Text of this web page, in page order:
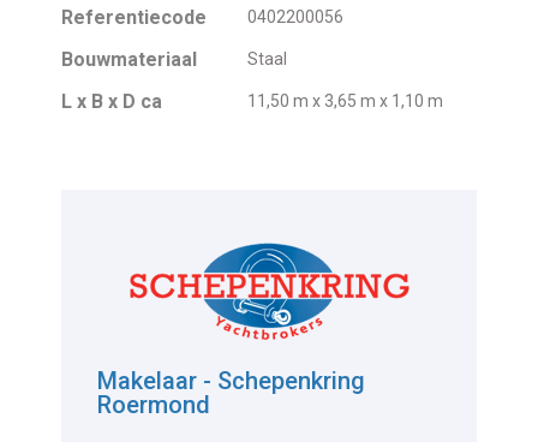
Referentiecode 0402200056
Bouwmateriaal Staal
L x B x D ca 11,50 m x 3,65 m x 1,10 m
Makelaar - Schepenkring
Roermond